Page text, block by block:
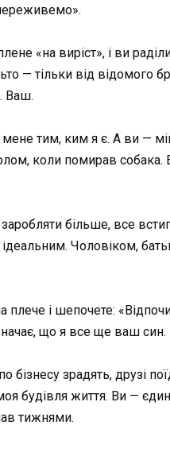
«на виріст», і ви
— тільки від відомого
Ваш.
тим, ким я є. А ви —
коли помирав собака.
більше, все
Чоловіком,
плече і шепочете:
що я все ще ваш син.
бізнесу зрадять, друзі
будівля життя. Ви —
тижнями.